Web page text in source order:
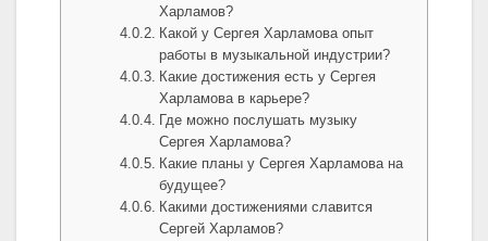
Харламов?
Какой у Сергея Харламова опыт
работы в музыкальной индустрии?
Какие достижения есть у Сергея
Харламова в карьере?
Где можно послушать музыку
Сергея Харламова?
Какие планы у Сергея Харламова на
будущее?
Какими достижениями славится
Сергей Харламов?